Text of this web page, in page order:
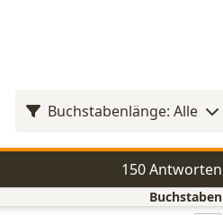
Buchstabenlänge: Alle
150 Antworten
Buchstaben